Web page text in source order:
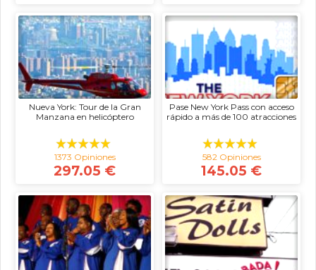
Nueva York: Tour de la Gran
Manzana en helicóptero
1373 Opiniones
297.05 €
Pase New York Pass con acceso
rápido a más de 100 atracciones
582 Opiniones
145.05 €